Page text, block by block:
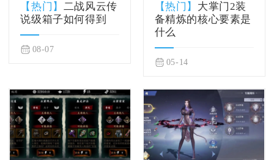
【热门】 二战风云传
说级箱子如何得到
08-07
【热门】 大掌门2装
备精炼的核心要素是
什么
05-14